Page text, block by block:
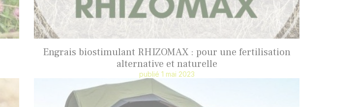
Engrais biostimulant RHIZOMAX : pour une fertilisation
alternative et naturelle
publié 1 mai 2023